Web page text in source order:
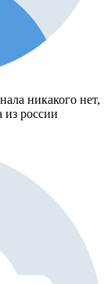
никакого нет,
из россии